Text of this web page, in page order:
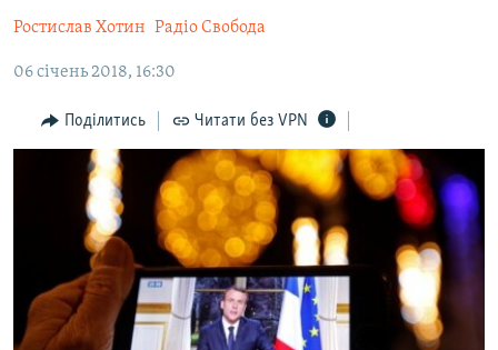
основної
Перейти
пошуку
БЛОГИ
ПОГЛЯД
ІНТЕРВ'Ю
ВСЕ ЗА ДЕНЬ
СПЕЦПРОЕКТИ
ДЕПОРТАЦІЯ
ВІДЕОУРОКИ «ELIFBE»
СВІДЧЕННЯ ОКУПАЦІЇ
ЯК ОБІЙТИ БЛОКУВАННЯ
Русский
Qırımtatar
Ростислав Хотин Радіо Свобода
06 січень 2018, 16:30
Поділитись Читати без VPN